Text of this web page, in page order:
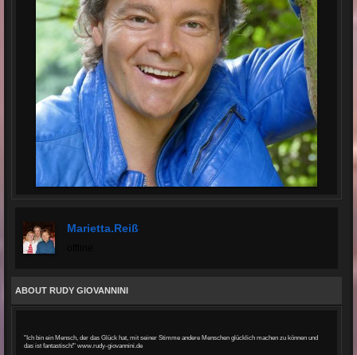
Marietta.reiß
ABOUT RUDY GIOVANNINI
"Ich bin ein Mensch, der das Glück hat, mit seiner Stimme andere Menschen glücklich machen zu können und
das ist fantastisch!" www.rudy-giovannini.de